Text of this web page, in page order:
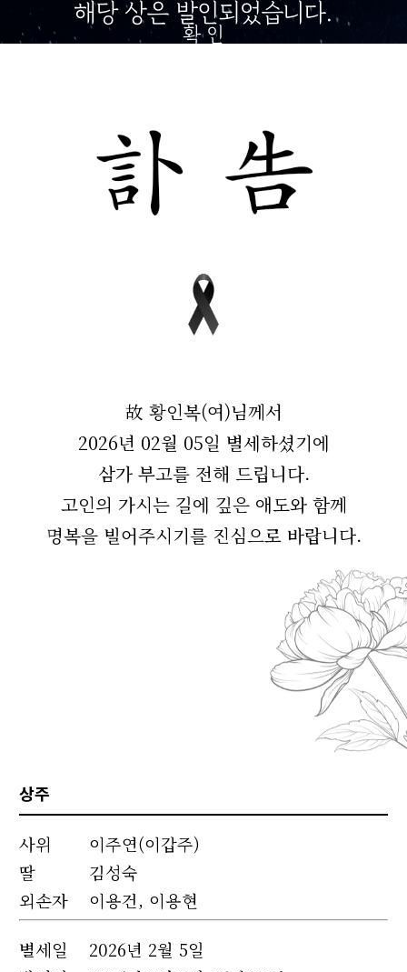
해당 상은 발인되었습니다.
확 인
故 황인복(여)님께서
2026년 02월 05일 별세하셨기에
삼가 부고를 전해 드립니다.
고인의 가시는 길에 깊은 애도와 함께
명복을 빌어주시기를 진심으로 바랍니다.
상주
사위
이주연(이갑주)
딸
김성숙
외손자
이용건, 이용현
별세일
2026년 2월 5일